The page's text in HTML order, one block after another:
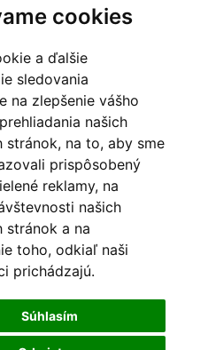
cookies
a ďalšie
sledovania
na zlepšenie vášho
našich
stránok, na to, aby sme
prispôsobený
reklamy, na
našich
stránok a na
toho, odkiaľ naši
prichádzajú.
Súhlasím
604 182
zaoberajúca sa dovozom a
dizajnového aj štýlového
dekorácií.
Loděnice u Berouna
Závažná Poruba